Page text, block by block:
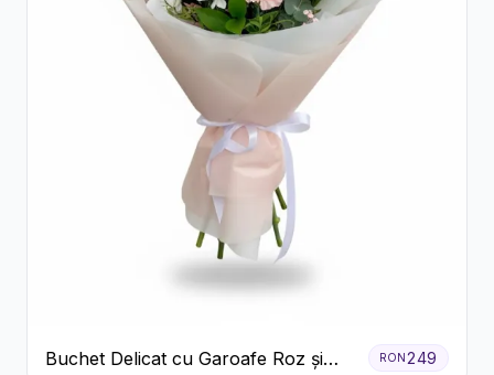
Buchet Delicat cu Garoafe Roz și
RON 249